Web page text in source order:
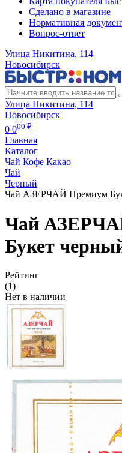
Сделано в магазине
Нормативная
Вопрос-ответ
Улица Никитина, 114
Новосибирск
Улица Никитина, 114
Новосибирск
0 000 ₽
Главная
Каталог
Чай Кофе Какао
Чай
Черный
Чай АЗЕРЧАЙ Премиум
Чай
Букет
Рейтинг
(1)
Нет в наличии